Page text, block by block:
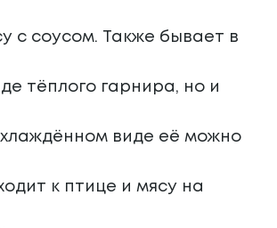
с соусом. Также бывает в
тёплого гарнира, но и
виде её можно
к птице и мясу на